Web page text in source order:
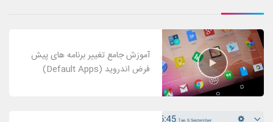
آموزش جامع تغییر برنامه های پیش
فرض اندروید (Default Apps)